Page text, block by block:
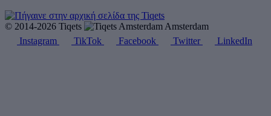
© 2014-2026 Tiqets
Amsterdam
Instagram
TikTok Facebook Twitter LinkedIn